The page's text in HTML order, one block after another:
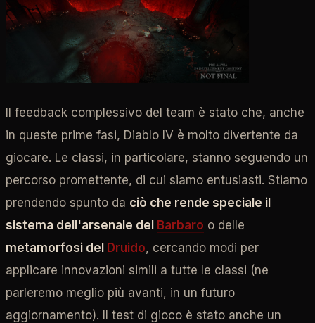
Il feedback complessivo del team è stato che, anche
in queste prime fasi, Diablo IV è molto divertente da
giocare. Le classi, in particolare, stanno seguendo un
percorso promettente, di cui siamo entusiasti. Stiamo
prendendo spunto da ciò che rende speciale il
sistema dell'arsenale del Barbaro o delle
metamorfosi del Druido, cercando modi per
applicare innovazioni simili a tutte le classi (ne
parleremo meglio più avanti, in un futuro
aggiornamento). Il test di gioco è stato anche un